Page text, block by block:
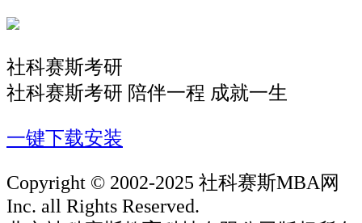
社科赛斯考研
社科赛斯考研 陪伴一程 成就一生
一键下载安装
Copyright © 2002-2025 社科赛斯MBA网
Inc. all Rights Reserved.